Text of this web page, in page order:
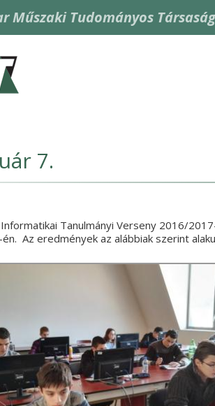
Műszaki Tudományos Társaság
7.
Tanulmányi Verseny 2016/
Az eredmények az alábbiak szerint